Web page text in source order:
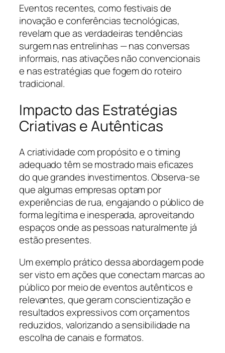
Eventos recentes, como festivais de
inovação e conferências tecnológicas,
revelam que as verdadeiras tendências
surgem nas entrelinhas — nas conversas
informais, nas ativações não convencionais
e nas estratégias que fogem do roteiro
tradicional.
Impacto das Estratégias
Criativas e Autênticas
A criatividade com propósito e o timing
adequado têm se mostrado mais eficazes
do que grandes investimentos. Observa-se
que algumas empresas optam por
experiências de rua, engajando o público de
forma legítima e inesperada, aproveitando
espaços onde as pessoas naturalmente já
estão presentes.
Um exemplo prático dessa abordagem pode
ser visto em ações que conectam marcas ao
público por meio de eventos autênticos e
relevantes, que geram conscientização e
resultados expressivos com orçamentos
reduzidos, valorizando a sensibilidade na
escolha de canais e formatos.